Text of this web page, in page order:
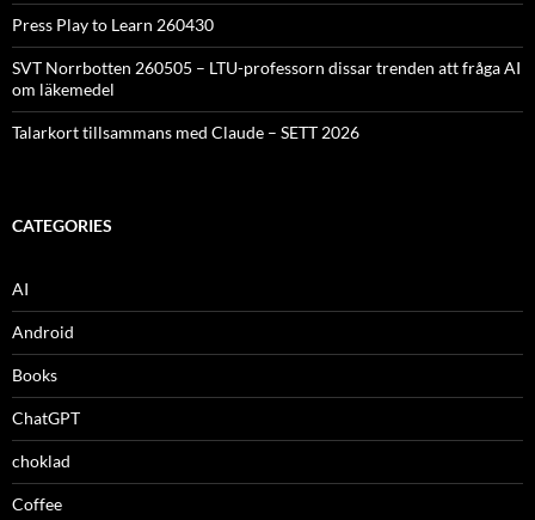
Press Play to Learn 260430
SVT Norrbotten 260505 – LTU-professorn dissar trenden att fråga AI
om läkemedel
Talarkort tillsammans med Claude – SETT 2026
CATEGORIES
AI
Android
Books
ChatGPT
choklad
Coffee